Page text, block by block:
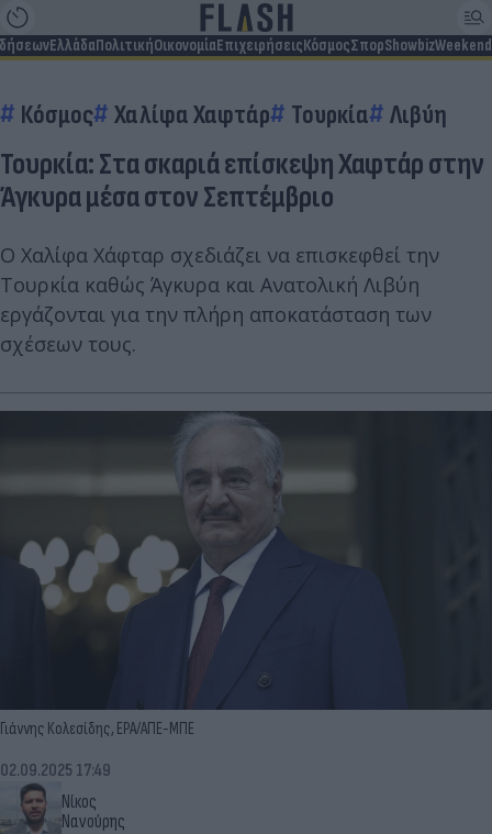
ΕλλάδαΠολιτικήΟικονομίαΕπιχειρήσειςΚόσμοςΣπορShowbizWeekend
Κόσμος Χαλίφα Χαφτάρ Τουρκία Λιβύη
Τουρκία: Στα σκαριά επίσκεψη Χαφτάρ στην
Άγκυρα μέσα στον Σεπτέμβριο
Ο Χαλίφα Χάφταρ σχεδιάζει να επισκεφθεί την
Τουρκία καθώς Άγκυρα και Ανατολική Λιβύη
εργάζονται για την πλήρη αποκατάσταση των
σχέσεων τους.
Γιάννης Κολεσίδης, EPA/ΑΠΕ-ΜΠΕ
Νίκος
Νανούρης
02.09.2025 17:49